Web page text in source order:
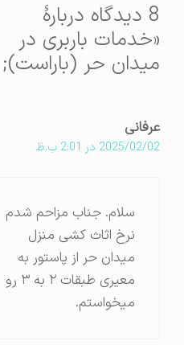
8 دیدگاه دربارهٔ
«خدمات باربری در
میدان حر (باراست);
عرفانی
2025/02/02 در 2:01 ب.ظ
سلام. جناب مزاحم شدم
نرخ اثاث کشی منزل
میدان حر از پاستور به
معیری طبقات ۲ به ۳ رو
میخواستم.